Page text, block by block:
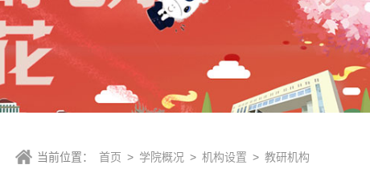
当前位置： 首页 > 学院概况 > 机构设置 > 教研机构